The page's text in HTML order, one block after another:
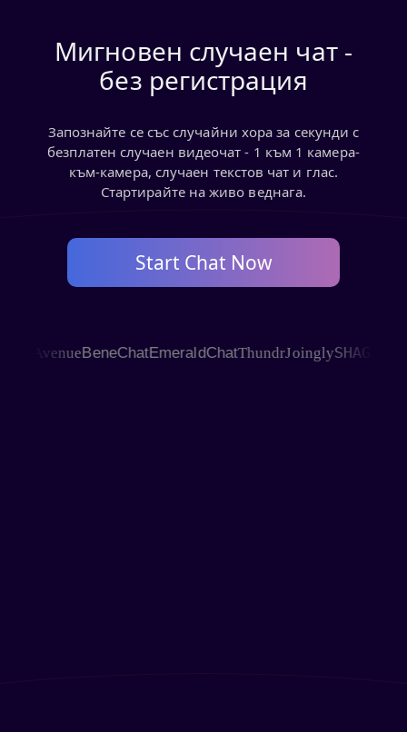
Мигновен случаен чат -
без регистрация
Запознайте се със случайни хора за секунди с
безплатен случаен видеочат - 1 към 1 камера-
към-камера, случаен текстов чат и глас.
Стартирайте на живо веднага.
Start Chat Now
BeneChatEmeraldChatThundrJoinglySHAGLE